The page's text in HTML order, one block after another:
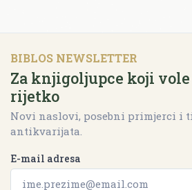
BIBLOS NEWSLETTER
Za knjigoljupce koji
rijetko
Novi naslovi, posebni primjerci i
antikvarijata.
E-mail adresa